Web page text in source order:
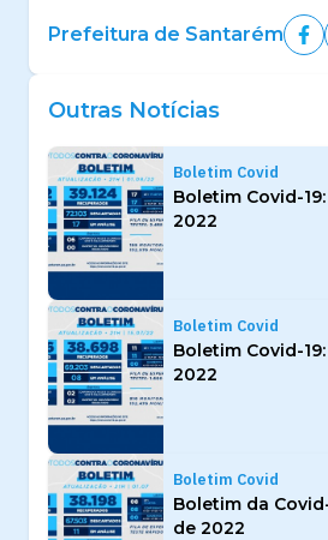
Prefeitura de Santarém
Outras Notícias
Boletim Covid
Boletim Covid-
2022
Boletim Covid
Boletim Covid-
2022
Boletim Covid
Boletim da
de 2022